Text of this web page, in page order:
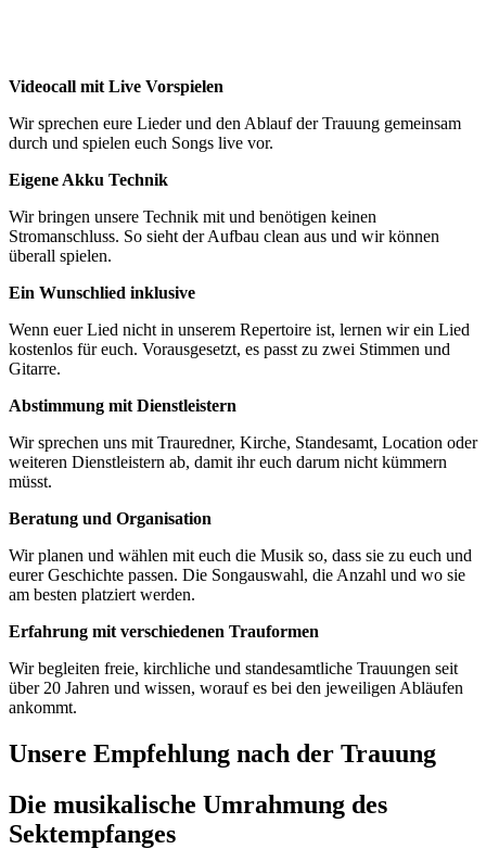
Videocall mit Live Vorspielen
Wir sprechen eure Lieder und den Ablauf der Trauung gemeinsam
durch und spielen euch Songs live vor.
Eigene Akku Technik
Wir bringen unsere Technik mit und benötigen keinen
Stromanschluss. So sieht der Aufbau clean aus und wir können
überall spielen.
Ein Wunschlied inklusive
Wenn euer Lied nicht in unserem Repertoire ist, lernen wir ein Lied
kostenlos für euch. Vorausgesetzt, es passt zu zwei Stimmen und
Gitarre.
Abstimmung mit Dienstleistern
Wir sprechen uns mit Trauredner, Kirche, Standesamt, Location oder
weiteren Dienstleistern ab, damit ihr euch darum nicht kümmern
müsst.
Beratung und Organisation
Wir planen und wählen mit euch die Musik so, dass sie zu euch und
eurer Geschichte passen. Die Songauswahl, die Anzahl und wo sie
am besten platziert werden.
Erfahrung mit verschiedenen Trauformen
Wir begleiten freie, kirchliche und standesamtliche Trauungen seit
über 20 Jahren und wissen, worauf es bei den jeweiligen Abläufen
ankommt.
Unsere Empfehlung nach der Trauung
Die musikalische Umrahmung des
Sektempfanges